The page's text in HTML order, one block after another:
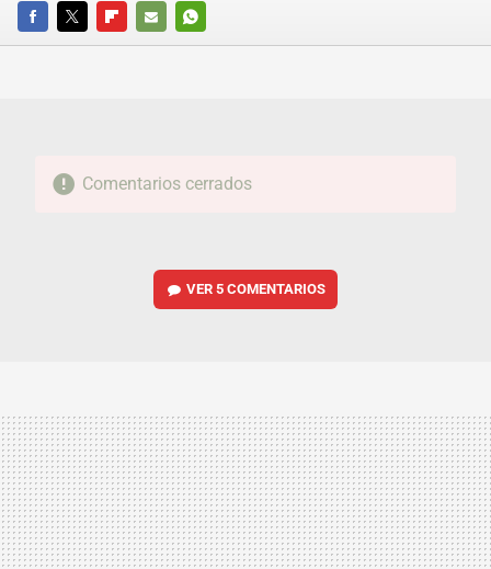
FACEBOOKTWITTERFLIPBOARD
E-
WHATSAPP
Comentarios cerrados
VER5 COMENTARIOS